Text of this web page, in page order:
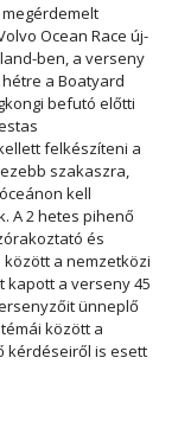
Ocean Race új-
ben, a verseny
a Boatyard
befutó előtti
felkészíteni a
szakaszra,
kell
A 2 hetes pihenő
és
a nemzetközi
a verseny 45
ünneplő
között a
kérdéseiről is esett